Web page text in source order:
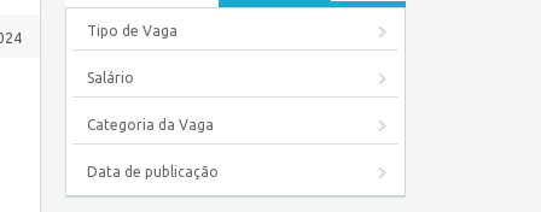
Tipo de Vaga
Salário
Categoria da Vaga
Data de publicação